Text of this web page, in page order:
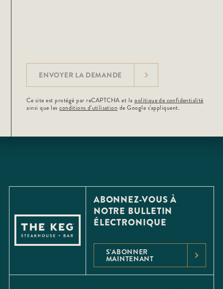
ENVOYER LA DEMANDE
Ce site est protégé par reCAPTCHA et lapolitique de confidentialité
ainsi que lesconditions d'utilisation de Google s'appliquent.
ABONNEZ-VOUS À
NOTRE BULLETIN
ÉLECTRONIQUE
S'ABONNER
MAINTENANT